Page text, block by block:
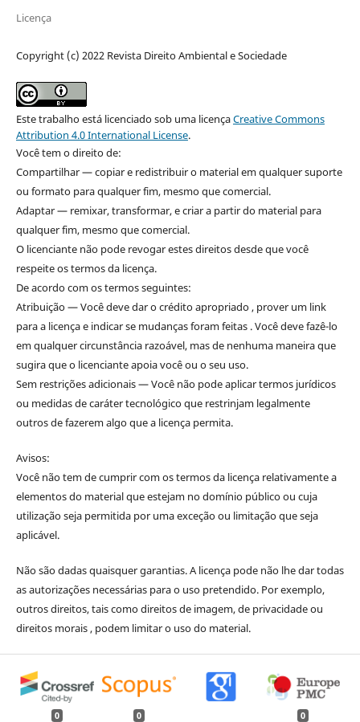
Licença
Copyright (c) 2022 Revista Direito Ambiental e Sociedade
Este trabalho está licenciado sob uma licençaCreative Commons
Attribution 4.0 International License.
Você tem o direito de:
Compartilhar — copiar e redistribuir o material em qualquer suporte
ou formato para qualquer fim, mesmo que comercial.
Adaptar — remixar, transformar, e criar a partir do material para
qualquer fim, mesmo que comercial.
O licenciante não pode revogar estes direitos desde que você
respeite os termos da licença.
De acordo com os termos seguintes:
Atribuição — Você deve dar o crédito apropriado , prover um link
para a licença e indicar se mudanças foram feitas . Você deve fazê-lo
em qualquer circunstância razoável, mas de nenhuma maneira que
sugira que o licenciante apoia você ou o seu uso.
Sem restrições adicionais — Você não pode aplicar termos jurídicos
ou medidas de caráter tecnológico que restrinjam legalmente
outros de fazerem algo que a licença permita.
Avisos:
Você não tem de cumprir com os termos da licença relativamente a
elementos do material que estejam no domínio público ou cuja
utilização seja permitida por uma exceção ou limitação que seja
aplicável.
Não são dadas quaisquer garantias. A licença pode não lhe dar todas
as autorizações necessárias para o uso pretendido. Por exemplo,
outros direitos, tais como direitos de imagem, de privacidade ou
direitos morais , podem limitar o uso do material.
0 0 0